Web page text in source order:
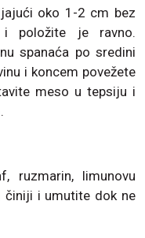
oko 1-2 cm bez
položite je ravno.
spanaća po sredini
i koncem povežete
meso u tepsiju i
ruzmarin, limunovu
činiji i umutite dok ne